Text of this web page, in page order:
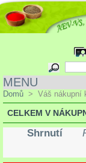
MENU
Domů > Váš nákupní
CELKEM V
Shrnutí